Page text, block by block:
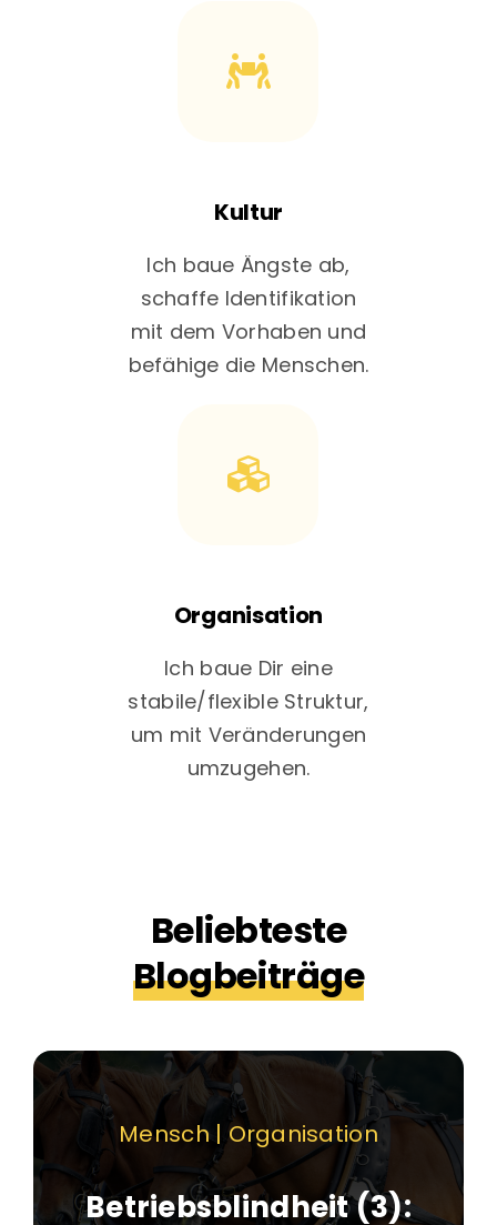
Kultur
Ich baue Ängste ab,
schaffe Identifikation
mit dem Vorhaben und
befähige die Menschen.
Organisation
Ich baue Dir eine
stabile/flexible Struktur,
um mit Veränderungen
umzugehen.
Beliebteste
Blogbeiträge
Mensch | Organisation
Betriebsblindheit (3):